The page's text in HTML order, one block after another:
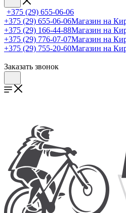
+375 (29) 655-06-06
+375 (29) 655-06-06Магазин на
+375 (29) 166-44-88Магазин на
+375 (29) 776-07-07Магазин на
+375 (29) 755-20-60Магазин на
Заказать звонок